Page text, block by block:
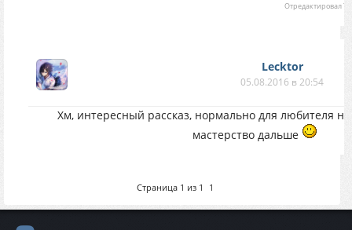
Отредактировал
Lecktor
05.08.2016 в 20:54
Хм, интересный рассказ, нормально для любителя
мастерство дальше
Страница 1 из 1 1